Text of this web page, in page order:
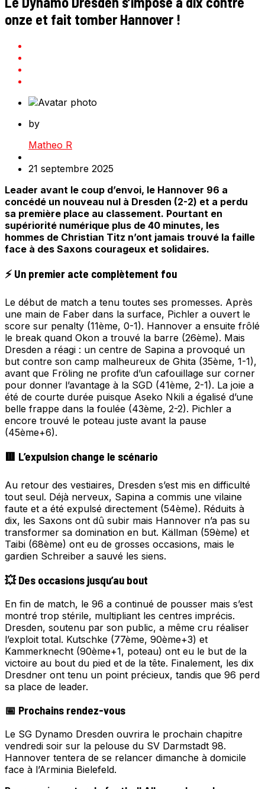
onze et fait tomber Hannover !
by
Matheo R
21 septembre 2025
Leader avant le coup d’envoi, le Hannover 96 a
concédé un nouveau nul à Dresden (2-2) et a perdu
sa première place au classement. Pourtant en
supériorité numérique plus de 40 minutes, les
hommes de Christian Titz n’ont jamais trouvé la faille
face à des Saxons courageux et solidaires.
⚡ Un premier acte complètement fou
Le début de match a tenu toutes ses promesses. Après
une main de Faber dans la surface, Pichler a ouvert le
score sur penalty (11ème, 0-1). Hannover a ensuite frôlé
le break quand Okon a trouvé la barre (26ème). Mais
Dresden a réagi : un centre de Sapina a provoqué un
but contre son camp malheureux de Ghita (35ème, 1-1),
avant que Fröling ne profite d’un cafouillage sur corner
pour donner l’avantage à la SGD (41ème, 2-1). La joie a
été de courte durée puisque Aseko Nkili a égalisé d’une
belle frappe dans la foulée (43ème, 2-2). Pichler a
encore trouvé le poteau juste avant la pause
(45ème+6).
🟥 L’expulsion change le scénario
Au retour des vestiaires, Dresden s’est mis en difficulté
tout seul. Déjà nerveux, Sapina a commis une vilaine
faute et a été expulsé directement (54ème). Réduits à
dix, les Saxons ont dû subir mais Hannover n’a pas su
transformer sa domination en but. Källman (59ème) et
Taibi (68ème) ont eu de grosses occasions, mais le
gardien Schreiber a sauvé les siens.
💥 Des occasions jusqu’au bout
En fin de match, le 96 a continué de pousser mais s’est
montré trop stérile, multipliant les centres imprécis.
Dresden, soutenu par son public, a même cru réaliser
l’exploit total. Kutschke (77ème, 90ème+3) et
Kammerknecht (90ème+1, poteau) ont eu le but de la
victoire au bout du pied et de la tête. Finalement, les dix
Dresdner ont tenu un point précieux, tandis que 96 perd
sa place de leader.
📅 Prochains rendez-vous
Le SG Dynamo Dresden ouvrira le prochain chapitre
vendredi soir sur la pelouse du SV Darmstadt 98.
Hannover tentera de se relancer dimanche à domicile
face à l’Arminia Bielefeld.